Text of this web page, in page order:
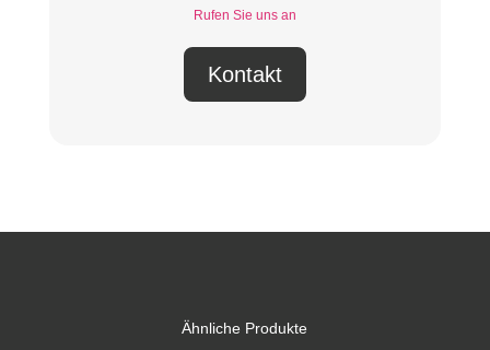
Rufen Sie uns an
Kontakt
Ähnliche Produkte